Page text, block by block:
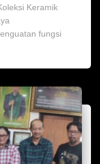
Keramik
fungsi